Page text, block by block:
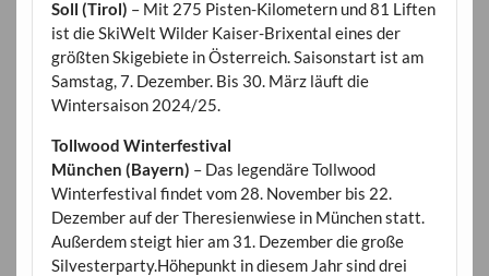
Soll (Tirol) – Mit 275 Pisten-Kilometern und 81 Liften
ist die SkiWelt Wilder Kaiser-Brixental eines der
größten Skigebiete in Österreich. Saisonstart ist am
Samstag, 7. Dezember. Bis 30. März läuft die
Wintersaison 2024/25.
Tollwood Winterfestival
München (Bayern) – Das legendäre Tollwood
Winterfestival findet vom 28. November bis 22.
Dezember auf der Theresienwiese in München statt.
Außerdem steigt hier am 31. Dezember die große
Silvesterparty.Höhepunkt in diesem Jahr sind drei